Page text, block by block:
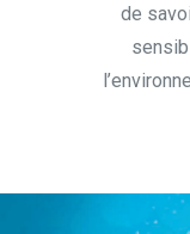
de